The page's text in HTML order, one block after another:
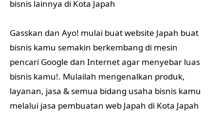
bisnis lainnya di Kota Japah
Gasskan dan Ayo! mulai buat website Japah buat
bisnis kamu semakin berkembang di mesin
pencari Google dan Internet agar menyebar luas
bisnis kamu!. Mulailah mengenalkan produk,
layanan, jasa & semua bidang usaha bisnis kamu
melalui jasa pembuatan web Japah di Kota Japah